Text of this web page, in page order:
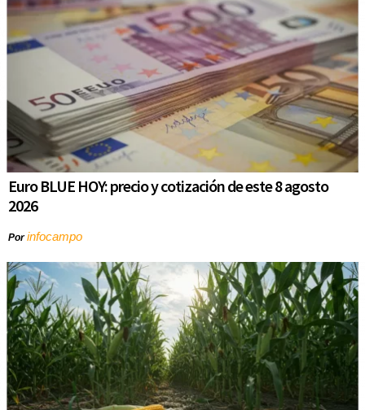
Euro BLUE HOY: precio y cotización de este 8 agosto
2026
Porinfocampo